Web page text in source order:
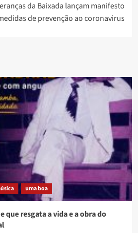
da Baixada lançam manifesto
de prevenção ao coronavirus
uma boa
que resgata a vida e a obra do